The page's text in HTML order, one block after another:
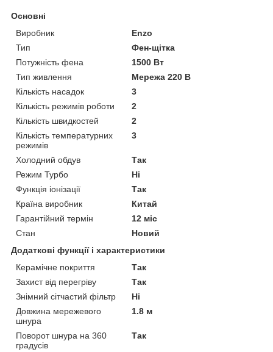
Основні
Виробник
Enzo
Тип
Фен-щітка
Потужність фена
1500 Вт
Тип живлення
Мережа 220 В
Кількість насадок
3
Кількість режимів роботи
2
Кількість швидкостей
2
Кількість температурних
режимів
3
Холодний обдув
Так
Режим Турбо
Ні
Функція іонізації
Так
Країна виробник
Китай
Гарантійний термін
12 міс
Стан
Новий
Додаткові функції і характеристики
Керамічне покриття
Так
Захист від перегріву
Так
Знімний сітчастий фільтр
Ні
Довжина мережевого
шнура
1.8 м
Поворот шнура на 360
градусів
Так